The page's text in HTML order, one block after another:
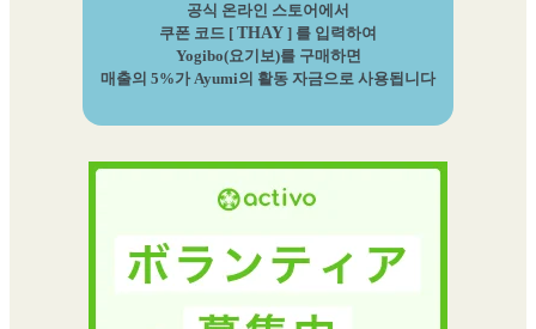
공식 온라인 스토어에서
쿠폰 코드 [ THAY ] 를 입력하여
Yogibo(요기보)를 구매하면
매출의 5%가 Ayumi의 활동 자금으로 사용됩니다